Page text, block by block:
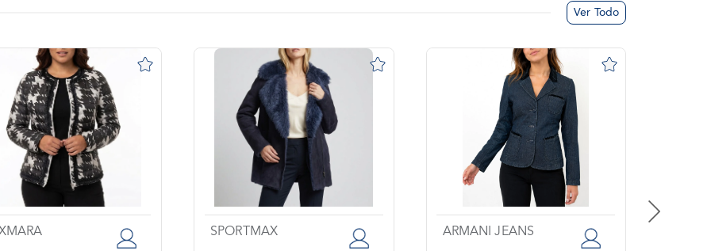
Ver Todo
SPORTMAX
ARMANI JEANS